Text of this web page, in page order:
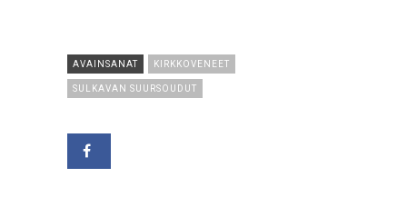
AVAINSANAT KIRKKOVENEET
SULKAVAN SUURSOUDUT